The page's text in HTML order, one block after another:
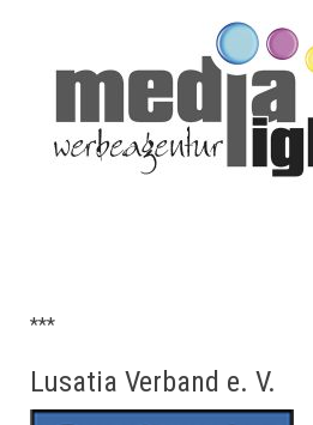
***
Lusatia Verband e. V.